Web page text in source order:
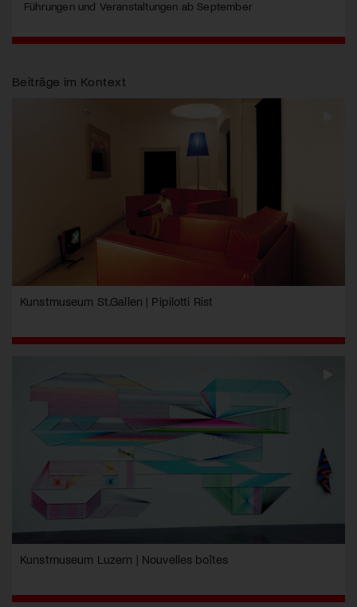
Führungen und Veranstaltungen ab September
Beiträge im Kontext
Kunstmuseum St.Gallen | Pipilotti Rist
Kunstmuseum Luzern | Nouvelles boîtes